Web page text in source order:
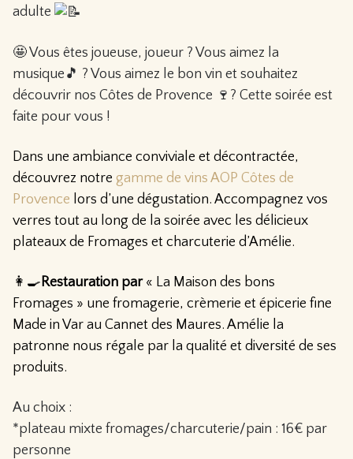
adulte
🤩 Vous êtes joueuse, joueur ? Vous aimez la
musique🎵 ? Vous aimez le bon vin et souhaitez
découvrir nos Côtes de Provence 🍷? Cette soirée est
faite pour vous !
Dans une ambiance conviviale et décontractée,
découvrez notre gamme de vins AOP Côtes de
Provence lors d’une dégustation. Accompagnez vos
verres tout au long de la soirée avec les délicieux
plateaux de Fromages et charcuterie d’Amélie.
👩‍🍳 Restauration par « La Maison des bons
Fromages » une fromagerie, crèmerie et épicerie fine
Made in Var au Cannet des Maures. Amélie la
patronne nous régale par la qualité et diversité de ses
produits.
Au choix :
*plateau mixte fromages/charcuterie/pain : 16€ par
personne